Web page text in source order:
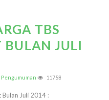
TBS
BULAN JULI
Pengumuman 11758
Bulan Juli 2014 :